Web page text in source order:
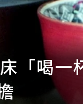
「喝一